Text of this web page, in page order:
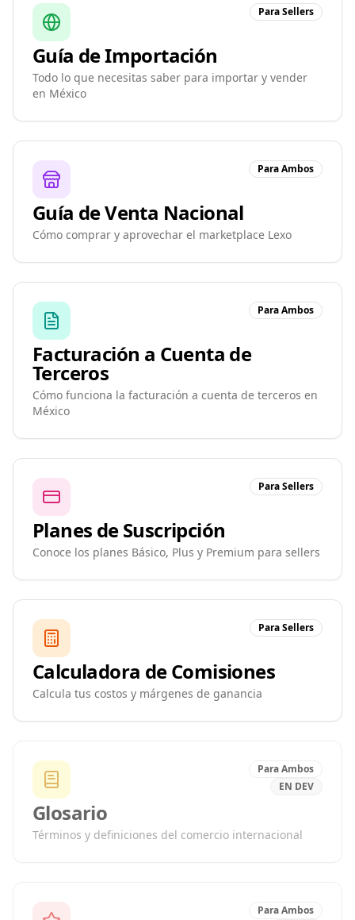
Para Sellers
Guía de Importación
Todo lo que necesitas saber para importar y vender
en México
Para Ambos
Guía de Venta Nacional
Cómo comprar y aprovechar el marketplace Lexo
Para Ambos
Facturación a Cuenta de
Terceros
Cómo funciona la facturación a cuenta de terceros en
México
Para Sellers
Planes de Suscripción
Conoce los planes Básico, Plus y Premium para sellers
Para Sellers
Calculadora de Comisiones
Calcula tus costos y márgenes de ganancia
Para Ambos
EN DEV
Glosario
Términos y definiciones del comercio internacional
Para Ambos